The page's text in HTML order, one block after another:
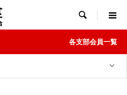

各支部会員一覧